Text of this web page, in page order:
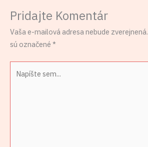
Pridajte Komentár
Vaša e-mailová adresa nebude zverejnená.
sú označené *
sem...